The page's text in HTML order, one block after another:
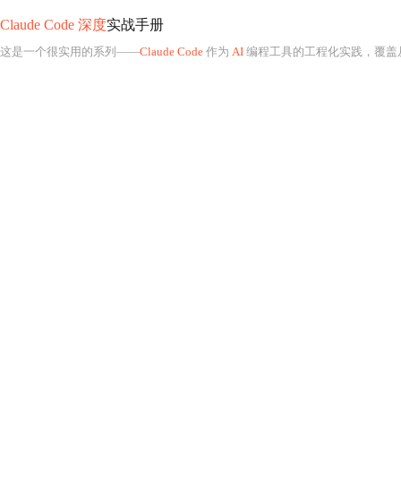
Claude Code 深度实战手册
这是一个很实用的系列——Claude Code 作为 AI 编程工具的工程化实践，覆